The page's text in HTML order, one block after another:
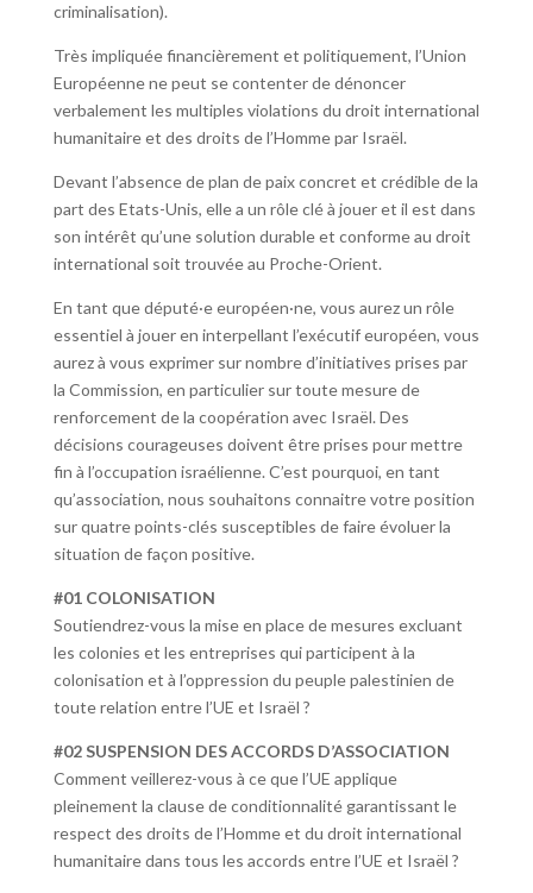
criminalisation).
Très impliquée financièrement et politiquement, l’Union
Européenne ne peut se contenter de dénoncer
verbalement les multiples violations du droit international
humanitaire et des droits de l’Homme par Israël.
Devant l’absence de plan de paix concret et crédible de la
part des Etats-Unis, elle a un rôle clé à jouer et il est dans
son intérêt qu’une solution durable et conforme au droit
international soit trouvée au Proche-Orient.
En tant que député·e européen·ne, vous aurez un rôle
essentiel à jouer en interpellant l’exécutif européen, vous
aurez à vous exprimer sur nombre d’initiatives prises par
la Commission, en particulier sur toute mesure de
renforcement de la coopération avec Israël. Des
décisions courageuses doivent être prises pour mettre
fin à l’occupation israélienne. C’est pourquoi, en tant
qu’association, nous souhaitons connaitre votre position
sur quatre points-clés susceptibles de faire évoluer la
situation de façon positive.
#01 COLONISATION
Soutiendrez-vous la mise en place de mesures excluant
les colonies et les entreprises qui participent à la
colonisation et à l’oppression du peuple palestinien de
toute relation entre l’UE et Israël ?
#02 SUSPENSION DES ACCORDS D’ASSOCIATION
Comment veillerez-vous à ce que l’UE applique
pleinement la clause de conditionnalité garantissant le
respect des droits de l’Homme et du droit international
humanitaire dans tous les accords entre l’UE et Israël ?